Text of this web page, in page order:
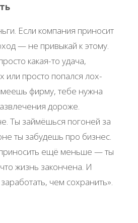
Если компания приносит
— не привыкай к этому.
какая-то удача,
или просто попался лох-
фирму, тебе нужна
дороже.
Ты займёшься погоней за
ты забудешь про бизнес.
ещё меньше — ты
жизнь закончена. И
чем сохранить».